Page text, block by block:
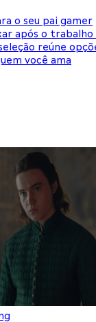
o seu pai gamer
após o trabalho
reúne
você ama